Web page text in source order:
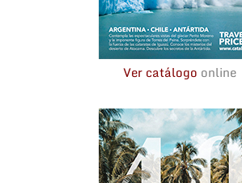
Ver catálogo online